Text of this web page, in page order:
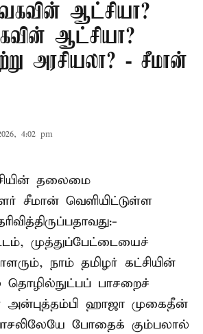
ஆட்சியா?
ஆட்சியா?
அரசியலா? - சீமான்
4:02 pm
தலைமை
சீமான் வெளியிட்டுள்ள
முத்துப்பேட்டையைச்
நாம் தமிழர் கட்சியின்
பாசறைச்
அன்புத்தம்பி ஹாஜா முகைதீன்
போதைக் கும்பலால்